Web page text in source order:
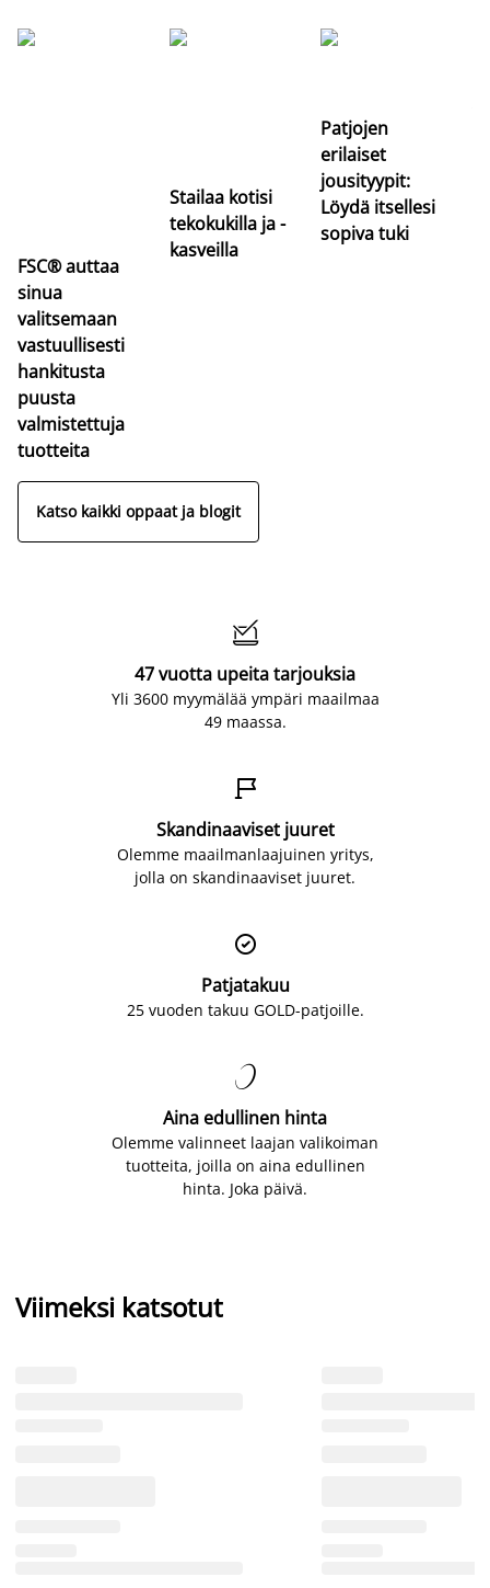
FSC® auttaa
sinua
valitsemaan
vastuullisesti
hankitusta
puusta
valmistettuja
tuotteita
Stailaa kotisi
tekokukilla ja -
kasveilla
Patjojen
erilaiset
jousityypit:
Löydä itsellesi
sopiva tuki
Katso kaikki oppaat ja blogit

47 vuotta upeita tarjouksia
Yli 3600 myymälää ympäri maailmaa
49 maassa.

Skandinaaviset juuret
Olemme maailmanlaajuinen yritys,
jolla on skandinaaviset juuret.

Patjatakuu
25 vuoden takuu GOLD-patjoille.

Aina edullinen hinta
Olemme valinneet laajan valikoiman
tuotteita, joilla on aina edullinen
hinta. Joka päivä.
Viimeksi katsotut